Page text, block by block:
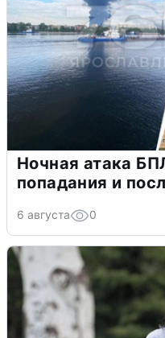
Ночная атака
попадания и
6 августа 0